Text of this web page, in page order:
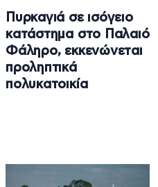
Πυρκαγιά σε ισόγειο
κατάστημα στο Παλαιό
Φάληρο, εκκενώνεται
προληπτικά
πολυκατοικία